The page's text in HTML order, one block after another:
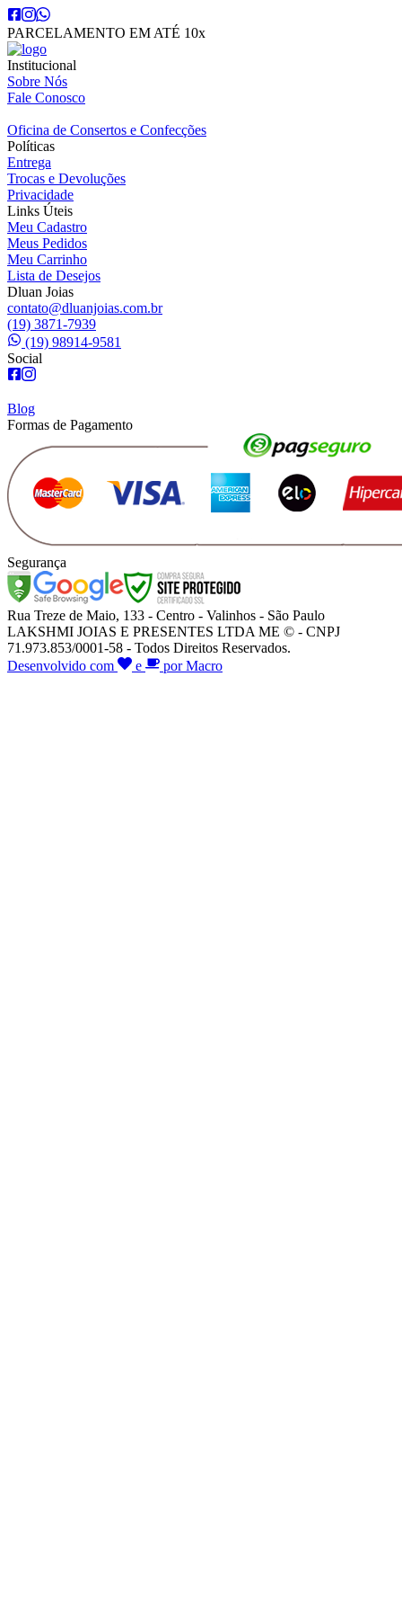
PARCELAMENTO EM ATÉ 10x
Institucional
Sobre Nós
Fale Conosco
Oficina de Consertos e Confecções
Políticas
Entrega
Trocas e Devoluções
Privacidade
Links Úteis
Meu Cadastro
Meus Pedidos
Meu Carrinho
Lista de Desejos
Dluan Joias
contato@dluanjoias.com.br
(19) 3871-7939
(19) 98914-9581
Social
Blog
Formas de Pagamento
Segurança
Rua Treze de Maio, 133 - Centro - Valinhos - São Paulo
LAKSHMI JOIAS E PRESENTES LTDA ME © - CNPJ
71.973.853/0001-58 - Todos Direitos Reservados.
Desenvolvido com
e por Macro